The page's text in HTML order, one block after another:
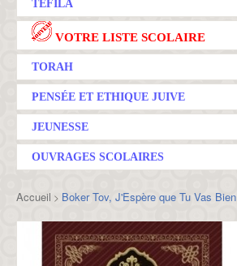
TEFILA
VOTRE LISTE SCOLAIRE
TORAH
PENSÉE ET ETHIQUE JUIVE
JEUNESSE
OUVRAGES SCOLAIRES
Accueil > Boker Tov, J'Espère que Tu Vas Bien